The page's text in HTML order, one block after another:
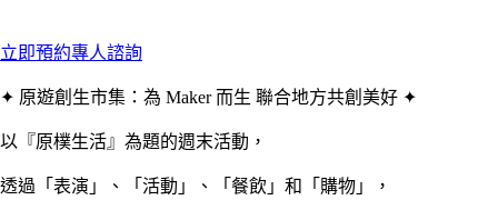
立即預約專人諮詢
✦ 原遊創生市集：為 Maker 而生 聯合地方共創美好 ✦
以『原樸生活』為題的週末活動，
透過「表演」、「活動」、「餐飲」和「購物」，